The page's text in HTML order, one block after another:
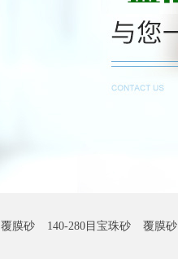
覆膜砂 140-280目宝珠砂 覆膜砂